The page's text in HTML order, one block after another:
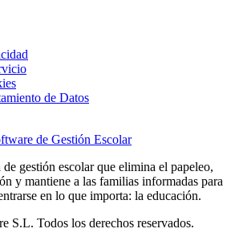
de Datos
gestión escolar que elimina el papeleo,
y mantiene a las familias informadas para
en lo que importa: la educación.
S.L. Todos los derechos reservados.